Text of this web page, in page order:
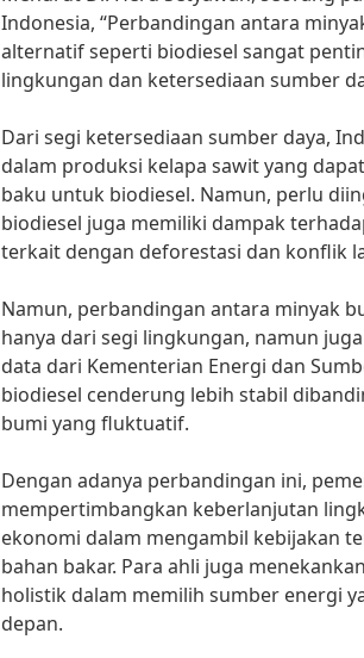
Indonesia, “Perbandingan antara
alternatif seperti biodiesel sangat
lingkungan dan ketersediaan sumber
Dari segi ketersediaan sumber daya,
dalam produksi kelapa sawit yang
baku untuk biodiesel. Namun, perlu
biodiesel juga memiliki dampak
terkait dengan deforestasi dan konflik
Namun, perbandingan antara minyak
hanya dari segi lingkungan, namun
data dari Kementerian Energi dan
biodiesel cenderung lebih stabil
bumi yang fluktuatif.
Dengan adanya perbandingan ini,
mempertimbangkan keberlanjutan
ekonomi dalam mengambil kebijakan
bahan bakar. Para ahli juga
holistik dalam memilih sumber energi
depan.